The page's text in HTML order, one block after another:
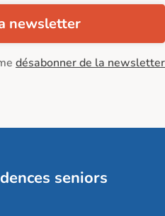
newsletter
désabonner de la newsletter
seniors